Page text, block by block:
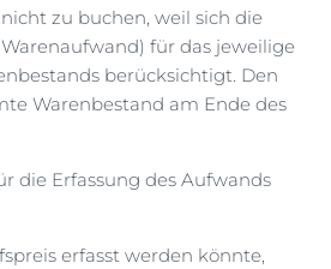
zu buchen, weil sich die
für das jeweilige
berücksichtigt. Den
Warenbestand am Ende des
die Erfassung des Aufwands
erfasst werden könnte,